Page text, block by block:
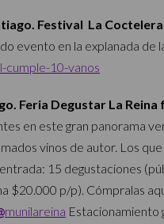
Festival La
evento en la explanada de
10-vanos
Feria Degustar La Reina
en este gran panorama
vinos de autor. Los
15 degustaciones
$20.000 p/p). Cómpralas
munilareina Estacionamiento